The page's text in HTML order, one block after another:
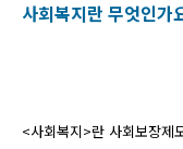
사회복지란 무엇인가
<사회복지>란 사회보장제